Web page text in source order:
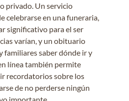
privado. Un servicio
celebrarse en una funeraria,
significativo para el ser
varían, y un obituario
familiares saber dónde ir y
línea también permite
recordatorios sobre los
de no perderse ningún